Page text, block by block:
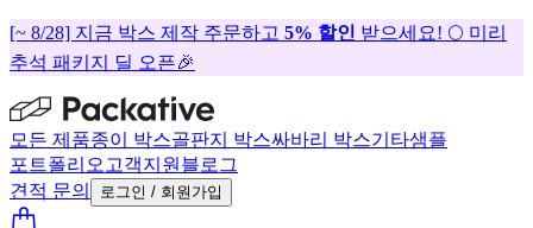
[~ 8/28] 지금 박스 제작 주문하고 5% 할인 받으세요! 🌕 미리
추석 패키지 딜 오픈🎉
모든 제품종이 박스골판지 박스싸바리 박스기타샘플
포트폴리오 고객지원 블로그
견적 문의
로그인 / 회원가입